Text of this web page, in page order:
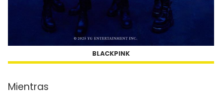
BLACKPINK
Mientras